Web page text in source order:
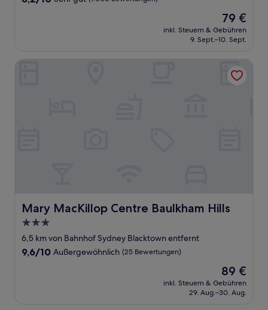
Bewertungen)
Der
Preis
beträgt
79 €
inkl. Steuern & Gebühren
9. Sept.–10. Sept.
Mary MacKillop Centre Baulkham Hills
Mary MacKillop Centre Baulkham Hills
3.0-
Sterne-
Unterkunft
6,5 km von Bahnhof Sydney Blacktown entfernt
9.6
9,6/10 Außergewöhnlich (25 Bewertungen)
Der
Preis
beträgt
89 €
inkl. Steuern & Gebühren
29. Aug.–30. Aug.